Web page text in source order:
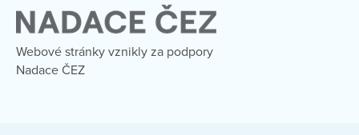
Webové stránky vznikly za podpory
Nadace ČEZ